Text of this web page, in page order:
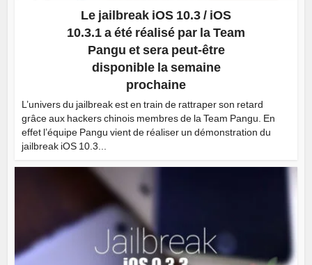
Le jailbreak iOS 10.3 / iOS
10.3.1 a été réalisé par la Team
Pangu et sera peut-être
disponible la semaine
prochaine
L’univers du jailbreak est en train de rattraper son retard
grâce aux hackers chinois membres de la Team Pangu. En
effet l’équipe Pangu vient de réaliser un démonstration du
jailbreak iOS 10.3...